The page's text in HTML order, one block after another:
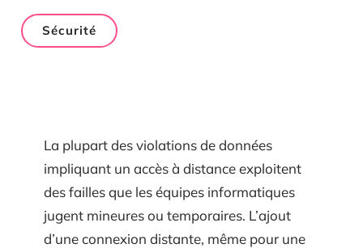
Sécurité
La plupart des violations de données
impliquant un accès à distance exploitent
des failles que les équipes informatiques
jugent mineures ou temporaires. L’ajout
d’une connexion distante, même pour une